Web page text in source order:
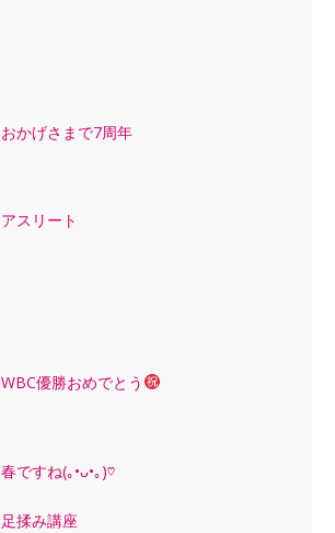
おかげさまで7周年
アスリート
WBC優勝おめでとう
春ですね(｡•ᴗ•｡)♡
足揉み講座